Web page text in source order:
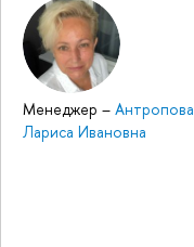
Менеджер – Антропова
Лариса Ивановна